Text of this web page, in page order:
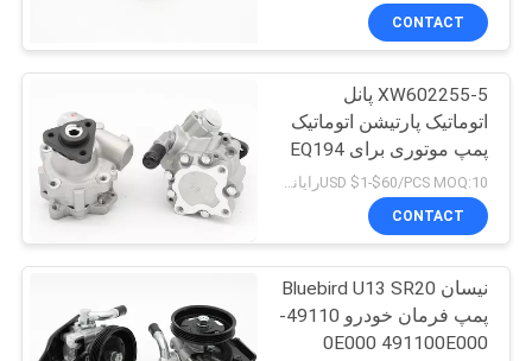
تور
کارخانه
کنترل
کیفیت
تماس
CONTACT
XW602255-5 پانل
اتوماتیک پارتیشن اتوماتیک
پمپ موتوری برای EQ194
CONTACT
نیسان Bluebird U13 SR20
پمپ فرمان خودرو 49110-
0E000 491100E000